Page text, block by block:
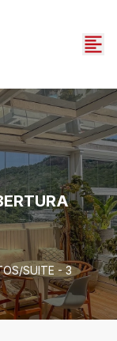
SUITE - 3